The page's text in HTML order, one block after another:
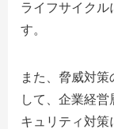
ライフサイクル
す。
また、脅威対
して、企業経
キュリティ対策